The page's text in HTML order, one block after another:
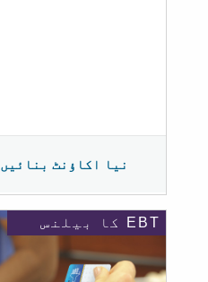
نیا اکاؤنٹ بنائیں
EBT کا بیلنس